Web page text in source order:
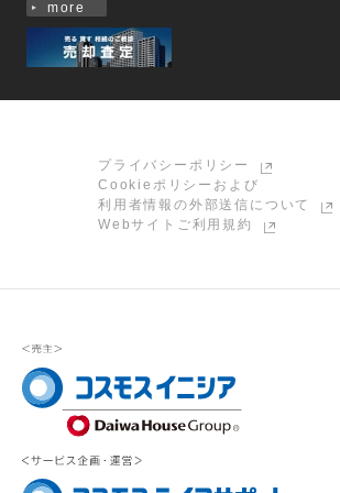
more
プライバシーポリシー
Cookieポリシーおよび
利用者情報の外部送信について
Webサイトご利用規約